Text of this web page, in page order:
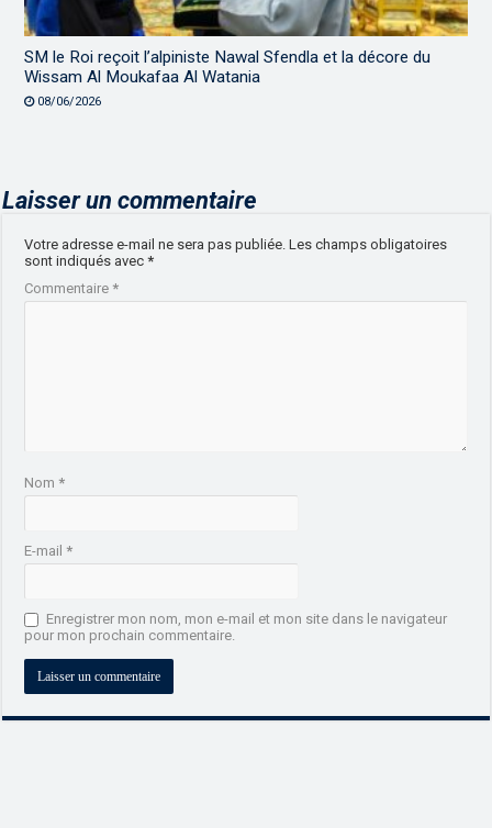
SM le Roi reçoit l’alpiniste Nawal Sfendla et la décore du
Wissam Al Moukafaa Al Watania
08/06/2026
Laisser un commentaire
Votre adresse e-mail ne sera pas publiée. Les champs obligatoires
sont indiqués avec*
Commentaire*
Nom*
E-mail*
Enregistrer mon nom, mon e-mail et mon site dans le navigateur
pour mon prochain commentaire.